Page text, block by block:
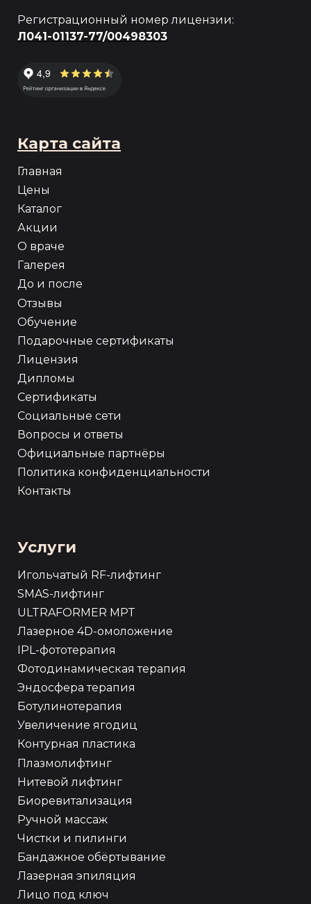
Регистрационный номер лицензии:
Л041-01137-77/00498303
Карта сайта
Главная
Цены
Каталог
Акции
О враче
Галерея
До и после
Отзывы
Обучение
Подарочные сертификаты
Лицензия
Дипломы
Сертификаты
Социальные сети
Вопросы и ответы
Официальные партнёры
Политика конфиденциальности
Контакты
Услуги
Игольчатый RF-лифтинг
SMAS-лифтинг
ULTRAFORMER MPT
Лазерное 4D-омоложение
IPL-фототерапия
Фотодинамическая терапия
Эндосфера терапия
Ботулинотерапия
Увеличение ягодиц
Контурная пластика
Плазмолифтинг
Нитевой лифтинг
Биоревитализация
Ручной массаж
Чистки и пилинги
Бандажное обёртывание
Лазерная эпиляция
Лицо под ключ